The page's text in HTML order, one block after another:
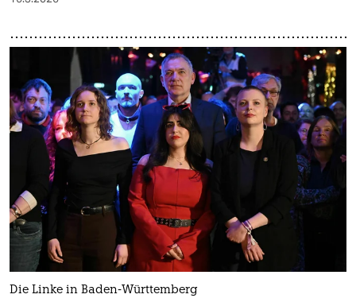
Die Linke in Baden-Württemberg